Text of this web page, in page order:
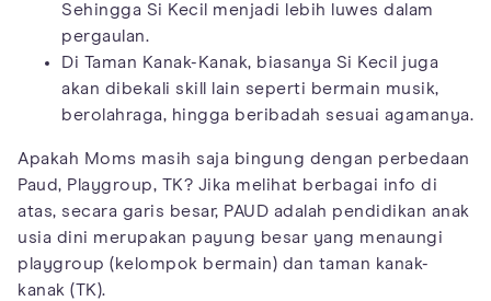
Sehingga Si Kecil menjadi lebih luwes dalam
pergaulan.
Di Taman Kanak-Kanak, biasanya Si Kecil juga
akan dibekali skill lain seperti bermain musik,
berolahraga, hingga beribadah sesuai agamanya.
Apakah Moms masih saja bingung dengan perbedaan
Paud, Playgroup, TK? Jika melihat berbagai info di
atas, secara garis besar, PAUD adalah pendidikan anak
usia dini merupakan payung besar yang menaungi
playgroup (kelompok bermain) dan taman kanak-
kanak (TK).